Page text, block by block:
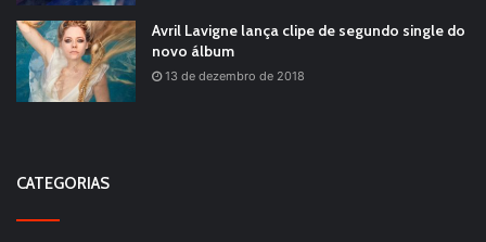
Avril Lavigne lança clipe de segundo single do
novo álbum
13 de dezembro de 2018
CATEGORIAS